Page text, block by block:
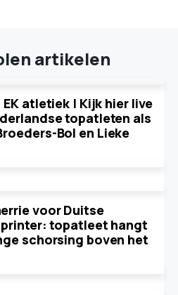
artikelen
atletiek | Kijk hier live
topatleten als
Bol en Lieke
voor Duitse
topatleet hangt
schorsing boven het